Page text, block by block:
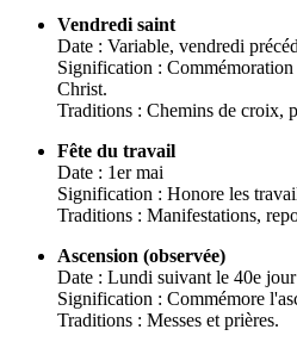
Vendredi saint
Date : Variable, vendredi
Signification :
Christ.
Traditions : Chemins de croix,
Fête du travail
Date : 1er mai
Signification : Honore les
Traditions : Manifestations,
Ascension (observée)
Date : Lundi suivant le 40e jour
Signification : Commémore
Traditions : Messes et prières.